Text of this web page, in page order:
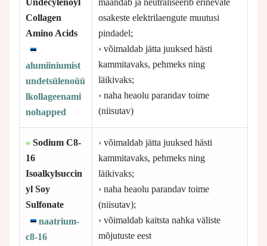
Undecylenoyl
Collagen
Amino Acids
alumiiniumist
undetsülenoüü
lkollageenami
nohapped
maandab ja neutraliseerib erinevate
osakeste elektrilaengute muutusi
pindadel;
› võimaldab jätta juuksed hästi
kammitavaks, pehmeks ning
läikivaks;
› naha heaolu parandav toime
(niisutav)
» Sodium C8-
16
Isoalkylsuccin
yl Soy
Sulfonate
naatrium-
c8-16
› võimaldab jätta juuksed hästi
kammitavaks, pehmeks ning
läikivaks;
› naha heaolu parandav toime
(niisutav);
› võimaldab kaitsta nahka väliste
mõjutuste eest